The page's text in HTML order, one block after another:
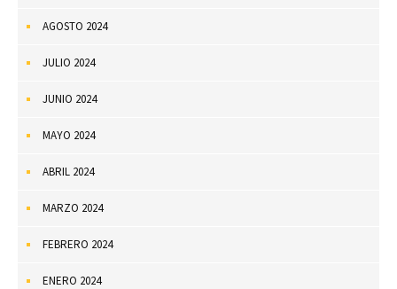
AGOSTO 2024
JULIO 2024
JUNIO 2024
MAYO 2024
ABRIL 2024
MARZO 2024
FEBRERO 2024
ENERO 2024